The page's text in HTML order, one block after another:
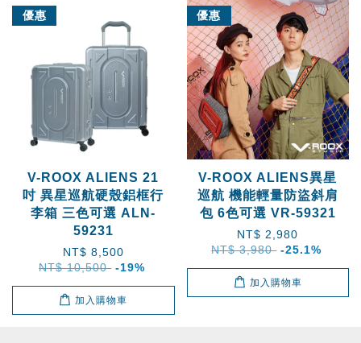
優惠
V-ROOX ALIENS 21
吋 異星巡航硬殼鋁框行
李箱 三色可選 ALN-
59231
NT$ 8,500
NT$ 10,500 -19%
加入購物車
優惠
V-ROOX ALIENS異星
巡航 機能輕量防盜斜肩
包 6色可選 VR-59321
NT$ 2,980
NT$ 3,980 -25.1%
加入購物車